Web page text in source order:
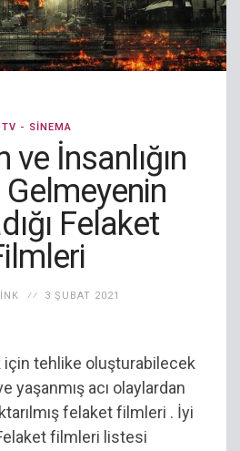
TV - SINEMA
ve İnsanlığın
Gelmeyenin
Felaket
3 ŞUBAT 2021
için tehlike oluşturabilecek
yaşanmış acı olaylardan
felaket filmleri . İyi
filmleri listesi